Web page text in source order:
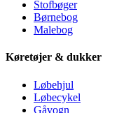
Stofbøger
Børnebog
Malebog
Køretøjer & dukker
Løbehjul
Løbecykel
Gåvogn